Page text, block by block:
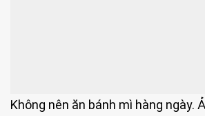
Không nên ăn bánh mì hàng ngày.